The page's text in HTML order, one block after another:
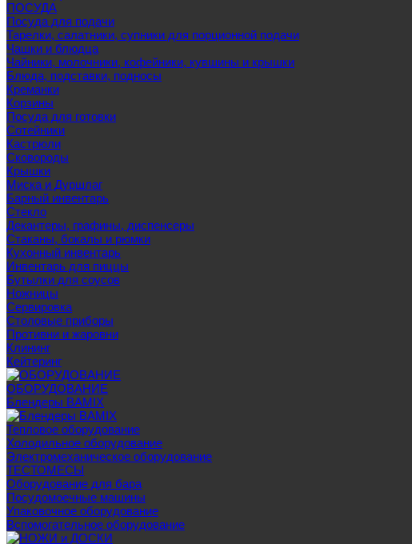
ПОСУДА
Посуда для подачи
Тарелки, салатники, супники для порционной подачи
Чашки и блюдца
Чайники, молочники, кофейники, кувшины и крышки
Блюда, подставки, подносы
Креманки
Корзины
Посуда для готовки
Сотейники
Кастрюли
Сковороды
Крышки
Миска и Дуршлаг
Барный инвентарь
Стекло
Декантеры, графины, диспенсеры
Стаканы, бокалы и рюмки
Кухонный инвентарь
Инвентарь для пиццы
Бутылки для соусов
Ножницы
Сервировка
Столовые приборы
Противни и жаровни
Клининг
Кейтеринг
ОБОРУДОВАНИЕ
Блендеры BAMIX
Тепловое оборудование
Холодильное оборудование
Электромеханическое оборудование
ТЕСТОМЕСЫ
Оборудование для бара
Посудомоечные машины
Упаковочное оборудование
Вспомогательное оборудование